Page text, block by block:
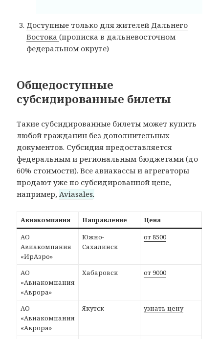
Доступные только для жителей Дальнего
Востока(прописка в дальневосточном
федеральном округе)
Общедоступные
субсидированные билеты
Такие субсидированные билеты может купить
любой гражданин без дополнительных
документов. Субсидия предоставляется
федеральным и региональным бюджетами (до
60% стоимости). Все авиакассы и агрегаторы
продают уже по субсидированной цене,
например,Aviasales.
Авиакомпания Направление
Цена
АО
Авиакомпания
«ИрАэро»
Южно-
Сахалинск
от 8500
АО
«Авиакомпания
«Аврора»
Хабаровск от 9000
АО
«Авиакомпания
«Аврора»
Якутск узнать цену